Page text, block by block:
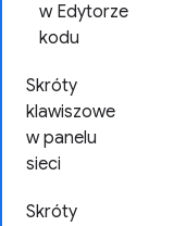
w Edytorze
kodu
Skróty
klawiszowe
w panelu
sieci
Skróty